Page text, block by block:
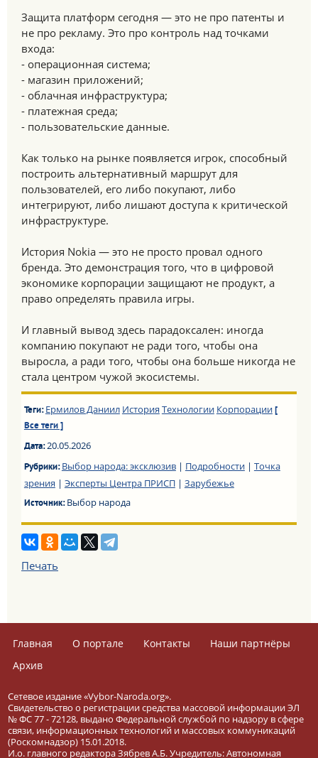
Защита платформ сегодня — это не про патенты и
не про рекламу. Это про контроль над точками
входа:
- операционная система;
- магазин приложений;
- облачная инфраструктура;
- платежная среда;
- пользовательские данные.
Как только на рынке появляется игрок, способный
построить альтернативный маршрут для
пользователей, его либо покупают, либо
интегрируют, либо лишают доступа к критической
инфраструктуре.
История Nokia — это не просто провал одного
бренда. Это демонстрация того, что в цифровой
экономике корпорации защищают не продукт, а
право определять правила игры.
И главный вывод здесь парадоксален: иногда
компанию покупают не ради того, чтобы она
выросла, а ради того, чтобы она больше никогда не
стала центром чужой экосистемы.
Теги: Ермилов Даниил История Технологии Корпорации [
Все теги ]
Дата:20.05.2026
Рубрики:Выбор народа: эксклюзив| Подробности| Точка
зрения | Эксперты Центра ПРИСП| Зарубежье
Источник:Выбор народа
Печать
Главная О портале Контакты
Наши партнёры
Архив
Сетевое издание «Vybor-Naroda.org».
Свидетельство о регистрации средства массовой информации ЭЛ
№ ФС 77 - 72128, выдано Федеральной службой по надзору в сфере
связи, информационных технологий и массовых коммуникаций
(Роскомнадзор) 15.01.2018.
И.о. главного редактора Зябрев А.Б. Учредитель: Автономная